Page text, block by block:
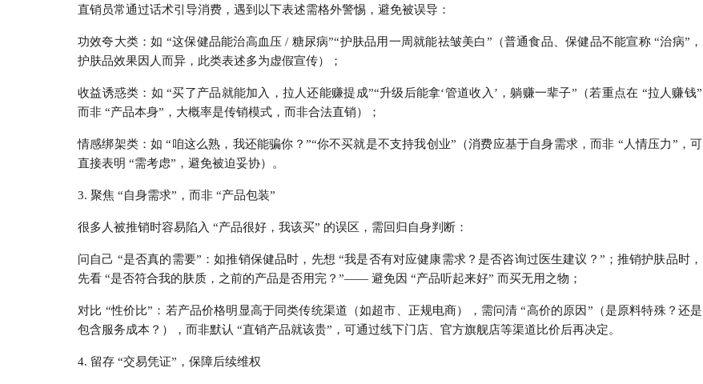
直销员常通过话术引导消费，遇到以下表述需格外警惕，避免被误导：
功效夸大类：如 “这保健品能治高血压 / 糖尿病”“护肤品用一周就能祛皱美白”（普通食品、保健品不能宣称 “治病”，
护肤品效果因人而异，此类表述多为虚假宣传）；
收益诱惑类：如 “买了产品就能加入，拉人还能赚提成”“升级后能拿‘管道收入’，躺赚一辈子”（若重点在 “拉人赚钱”
而非 “产品本身”，大概率是传销模式，而非合法直销）；
情感绑架类：如 “咱这么熟，我还能骗你？”“你不买就是不支持我创业”（消费应基于自身需求，而非 “人情压力”，可
直接表明 “需考虑”，避免被迫妥协）。
3. 聚焦 “自身需求”，而非 “产品包装”
很多人被推销时容易陷入 “产品很好，我该买” 的误区，需回归自身判断：
问自己 “是否真的需要”：如推销保健品时，先想 “我是否有对应健康需求？是否咨询过医生建议？”；推销护肤品时，
先看 “是否符合我的肤质，之前的产品是否用完？”—— 避免因 “产品听起来好” 而买无用之物；
对比 “性价比”：若产品价格明显高于同类传统渠道（如超市、正规电商），需问清 “高价的原因”（是原料特殊？还是
包含服务成本？），而非默认 “直销产品就该贵”，可通过线下门店、官方旗舰店等渠道比价后再决定。
4. 留存 “交易凭证”，保障后续维权